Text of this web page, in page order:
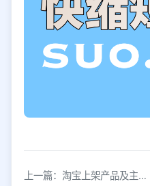
上一篇：淘宝上架产品及主图规范详解